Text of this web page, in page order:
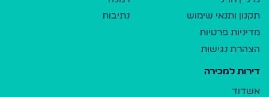
תקנון ותנאי שימוש
מדיניות פרטיות
הצהרת נגישות
נתיבות
דירות למכירה
אשדוד